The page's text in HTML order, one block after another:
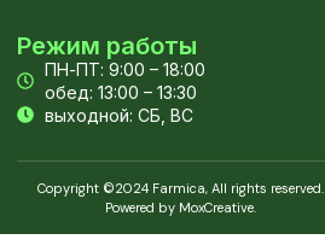
Режим работы
ПН-ПТ: 9:00 – 18:00
обед: 13:00 – 13:30
выходной: СБ, ВС
Copyright ©2024 Farmica, All rights reserved.
Powered by MoxCreative.